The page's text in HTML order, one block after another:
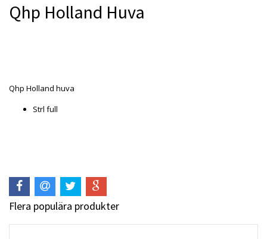
Qhp Holland Huva
Qhp Holland huva
Strl full
Flera populära produkter